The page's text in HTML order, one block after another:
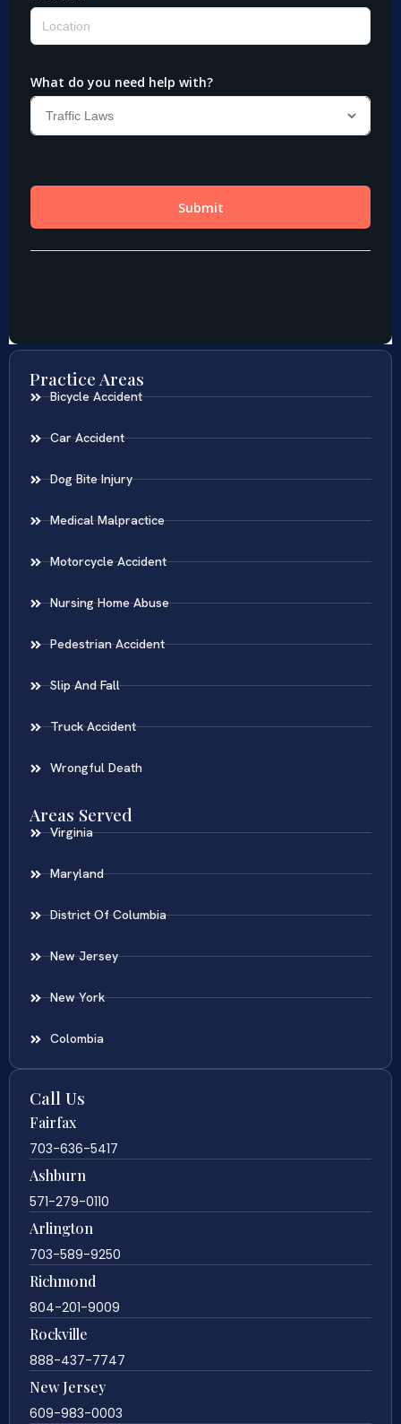
Practice Areas
Bicycle Accident
Car Accident
Dog Bite Injury
Medical Malpractice
Motorcycle Accident
Nursing Home Abuse
Pedestrian Accident
Slip And Fall
Truck Accident
Wrongful Death
Areas Served
Virginia
Maryland
District Of Columbia
New Jersey
New York
Colombia
Call Us
Fairfax
703-636-5417
Ashburn
571-279-0110
Arlington
703-589-9250
Richmond
804-201-9009
Rockville
888-437-7747
New Jersey
609-983-0003